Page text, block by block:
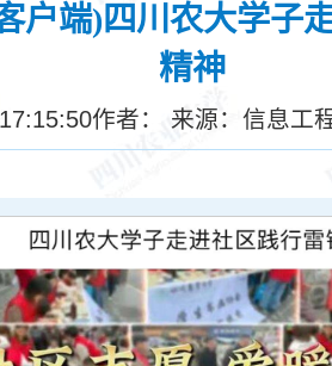
户端)四川农大学子
精神
作者： 来源：信息工